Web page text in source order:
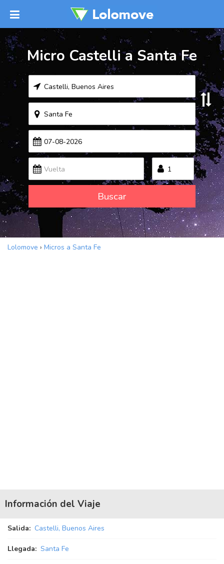
Micro Castelli a Santa Fe
Buscar
Lolomove › Micros a Santa Fe
Información del Viaje
Salida: Castelli, Buenos Aires
Llegada: Santa Fe